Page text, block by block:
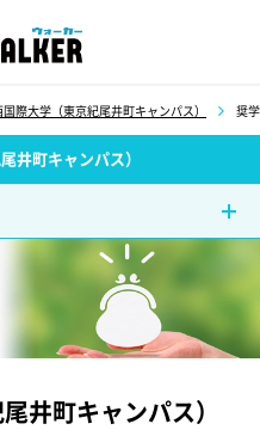
際大学（東京紀尾井町キャンパス） 奨
井町キャンパス）
井町キャンパス）